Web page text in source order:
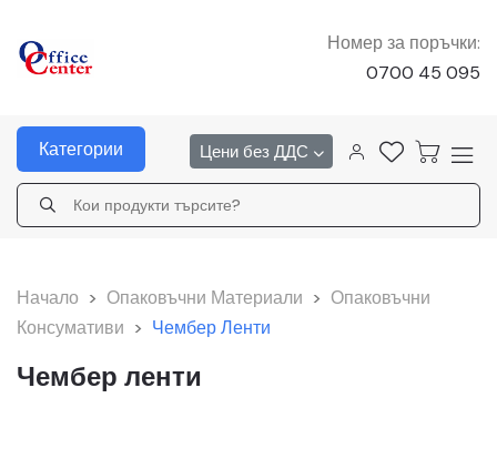
Номер за поръчки:
0700 45 095
Категории Цени без ДДС
Начало > Опаковъчни Материали > Опаковъчни
Консумативи > Чембер Ленти
Чембер ленти